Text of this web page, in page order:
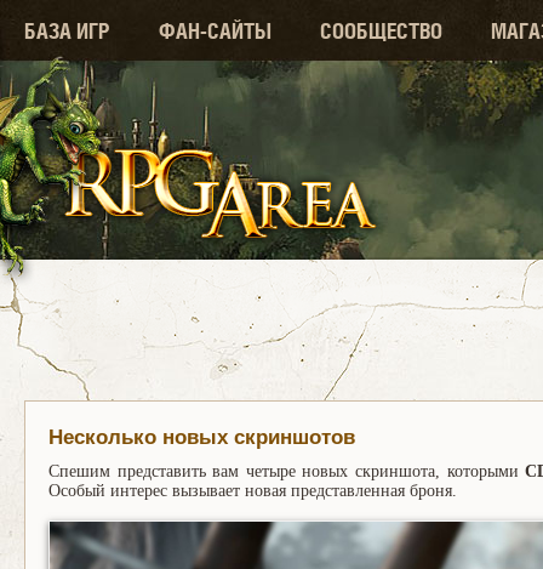
БАЗА ИГР ФАН-САЙТЫ СООБЩЕСТВО
Несколько новых скриншотов
Спешим представить вам четыре новых скриншота, которыми
Особый интерес вызывает новая представленная броня.